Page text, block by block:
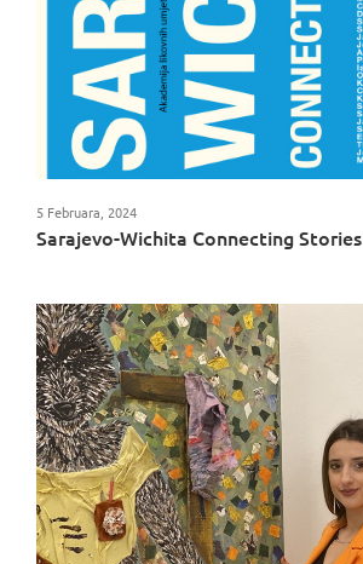
Sarajevo-Wichita Connecting Stories
5 Februara, 2024